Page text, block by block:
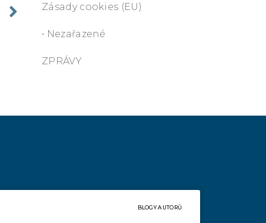
Zásady cookies (EU)
• Nezařazené
ZPRÁVY
BLOGY AUTORŮ